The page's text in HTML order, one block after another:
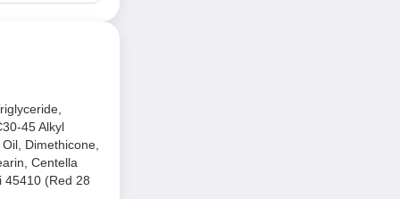
45 Alkyl
Dimethicone,
Centella
45410 (Red 28